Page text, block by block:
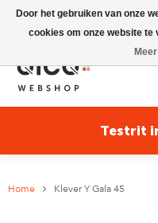
Riese & Müller Nevo5
Testrit
Home Klever Y Gala 45
Door het gebruiken van onze
cookies om onze website te